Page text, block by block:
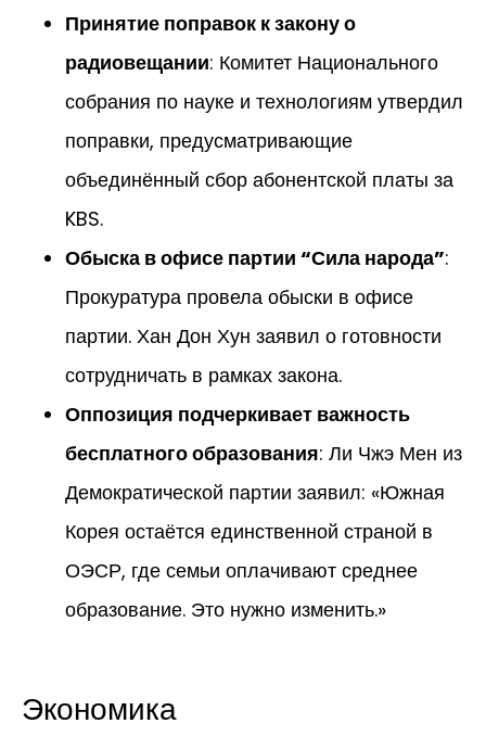
Принятие поправок к закону о
радиовещании: Комитет Национального
собрания по науке и технологиям утвердил
поправки, предусматривающие
объединённый сбор абонентской платы за
KBS.
Обыска в офисе партии “Сила народа”:
Прокуратура провела обыски в офисе
партии. Хан Дон Хун заявил о готовности
сотрудничать в рамках закона.
Оппозиция подчеркивает важность
бесплатного образования: Ли Чжэ Мен из
Демократической партии заявил: «Южная
Корея остаётся единственной страной в
ОЭСР, где семьи оплачивают среднее
образование. Это нужно изменить.»
Экономика